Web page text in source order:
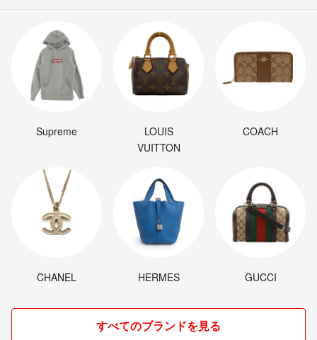
Supreme
LOUIS
VUITTON
COACH
CHANEL HERMES GUCCI
すべてのブランドを見る